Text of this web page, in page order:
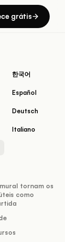
grátis
한국어
Español
Deutsch
Italiano
tornam os
como